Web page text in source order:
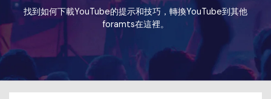
新聞中心
商店
Windows 系統 UniConverter
Mac 系統 UniConverter
免費影片轉換器
免費影片轉換器
影片/音訊
人工智慧實驗室
指南
提示和技巧
社群媒體使用者
幫助中心
找到如何下載YouTube的提示和技巧，轉換YouTube到其他
foramts在這裡。